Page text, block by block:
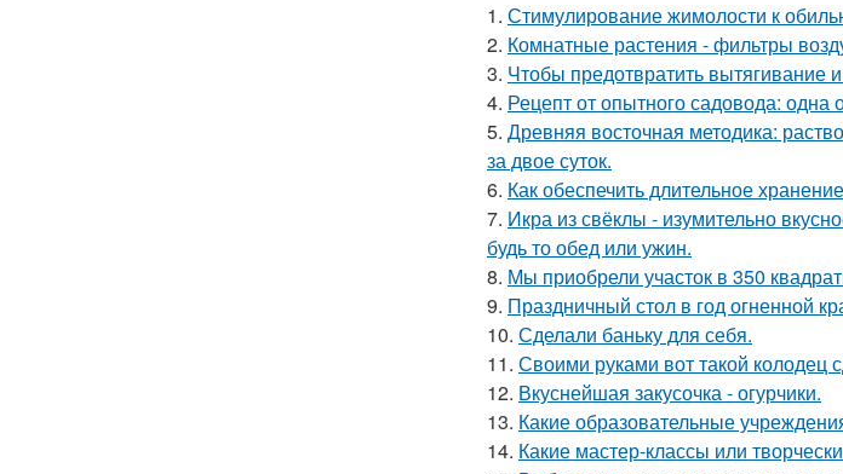
1. Стимулирование жимолости к
2. Комнатные растения - фильтры
3. Чтобы предотвратить вытягивание
4. Рецепт от опытного садовода: одна
5. Древняя восточная методика:
за двое суток.
6. Как обеспечить длительное
7. Икра из свёклы - изумительно
будь то обед или ужин.
8. Мы приобрели участок в 350
9. Праздничный стол в год огненной
10. Сделали баньку для себя.
11. Своими руками вот такой колодец
12. Вкуснейшая закусочка - огурчики.
13. Какие образовательные
14. Какие мастер-классы или